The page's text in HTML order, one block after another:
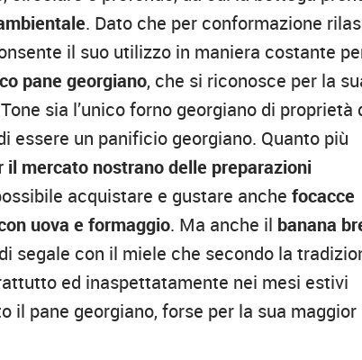
. Dato che per conformazione
il suo utilizzo in maniera costante
pane georgiano, che si riconosce per la
sia l’unico forno georgiano di proprietà
essere un panificio georgiano. Quanto più
il mercato nostrano delle preparazioni
acquistare e gustare anchefocacce
uova e formaggio. Ma anche il banana
segale con il miele che secondo la
ed inaspettatamente nei mesi estivi
il pane georgiano, forse per la sua maggior